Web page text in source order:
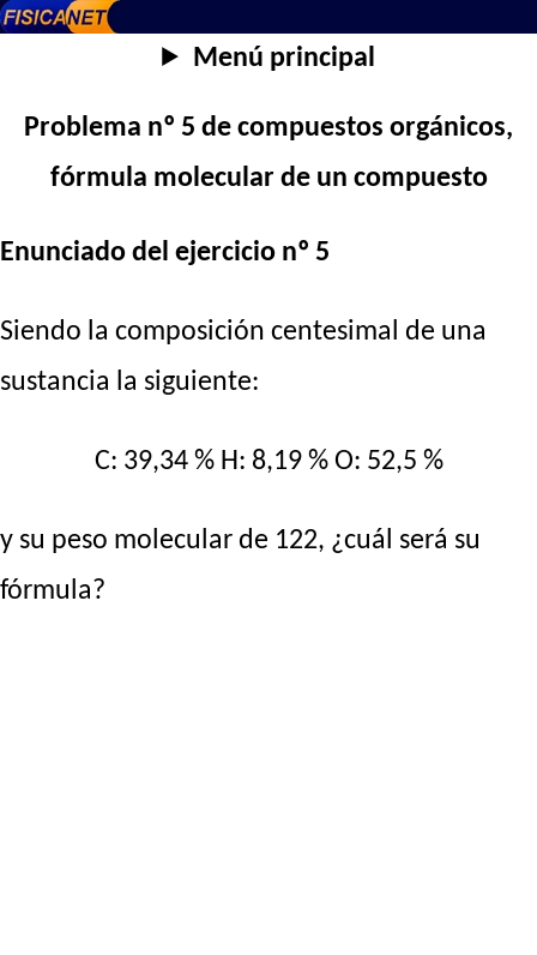
Menú principal
Problema nº 5 de compuestos orgánicos,
fórmula molecular de un compuesto
Enunciado del ejercicio nº 5
Siendo la composición centesimal de una
sustancia la siguiente:
C: 39,34 % H: 8,19 % O: 52,5 %
y su peso molecular de 122, ¿cuál será su
fórmula?